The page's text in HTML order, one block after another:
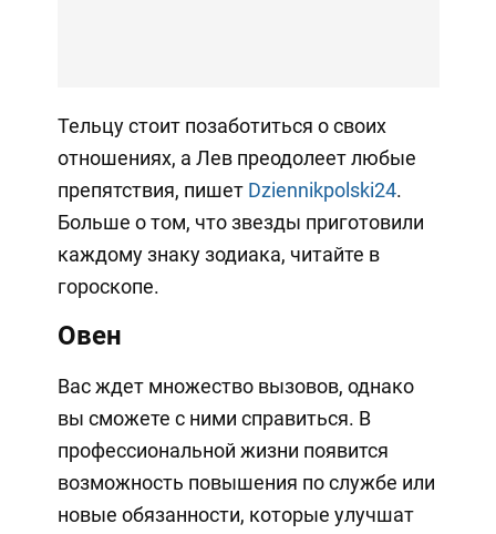
Тельцу стоит позаботиться о своих
отношениях, а Лев преодолеет любые
препятствия, пишет Dziennikpolski24.
Больше о том, что звезды приготовили
каждому знаку зодиака, читайте в
гороскопе.
Овен
Вас ждет множество вызовов, однако
вы сможете с ними справиться. В
профессиональной жизни появится
возможность повышения по службе или
новые обязанности, которые улучшат